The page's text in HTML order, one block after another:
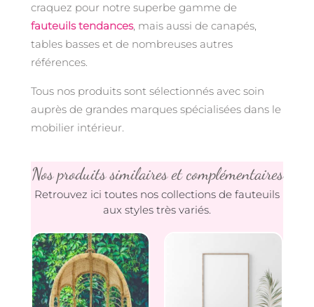
craquez pour notre superbe gamme de
fauteuils tendances, mais aussi de canapés,
tables basses et de nombreuses autres
références.
Tous nos produits sont sélectionnés avec soin
auprès de grandes marques spécialisées dans le
mobilier intérieur.
Nos produits similaires et complémentaires
Retrouvez ici toutes nos collections de fauteuils
aux styles très variés.